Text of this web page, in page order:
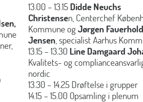
13.00 – 13.15 Didde Neuchs
Christensen, Centerchef
Kommune ogJørgen
Jensen, specialist Aarhus
13.15 – 13.30 Line Damgaard
Kvalitets- og
nordic
13.30 – 14.25 Drøftelse i grupper
14.15 – 15.00 Opsamling i plenum